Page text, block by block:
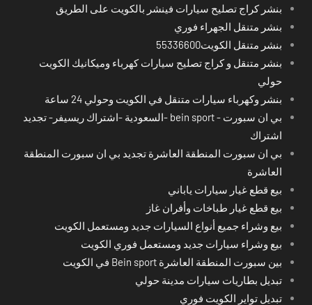
بنشر كراج تصليح سيارات فينشر بالكويت على الطريق
بنشر متنقل الجهراء فوري
بنشر متنقل الكويت55336600
بنشر متنقل و كراج تصليح سيارات كهرباء وميكانيك الكويت
حولي
بنشر وكهرباء سيارات متنقل في الكويت وحولي 24 ساعة
بي ان سبورت - bein sport -السعودية -اشتراك ريسيفر- تجديد
اشتراك
بي ان سبورت المنطقة العاشرة تجديد بي ان سبورت المنطقة
العاشرة
بيع قطع غيار سيارات ياباني
بيع قطع غيار طباخات وأفران غاز
بيع وشراء جميع أنواع السيارات جديد ومستعمل الكويت
بيع وشراء سيارات جديد ومستعمل فوري الكويت
بين سبورت المنطقة العاشرة Bein sport في الكويت
تبديل بطاريات سيارات مدينة حولي
تبديل تواير الكويت فوري